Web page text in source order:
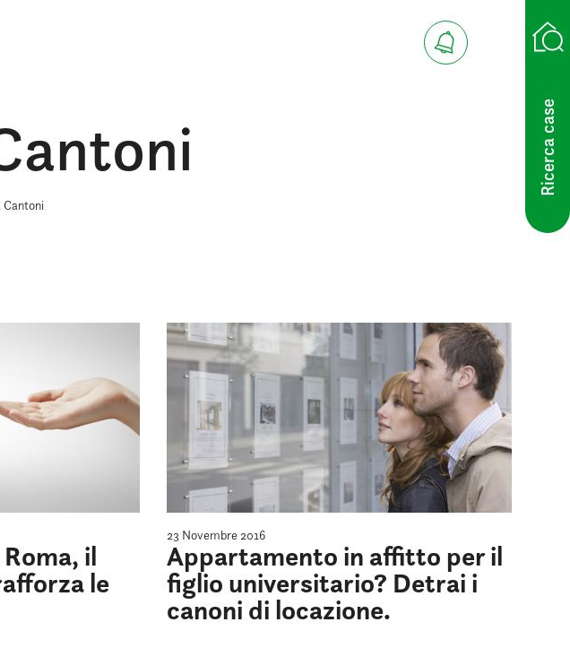
Ricerca case
Cantoni
il
le
23 Novembre 2016
Appartamento in affitto per il
figlio universitario? Detrai i
canoni di locazione.